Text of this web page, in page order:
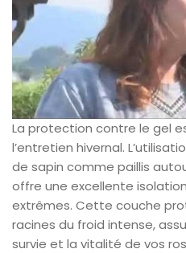
La protection contre le gel
l’entretien hivernal.
de sapin comme paillis
offre une excellente
extrêmes. Cette couche
racines du froid intense,
survie et la vitalité de vos